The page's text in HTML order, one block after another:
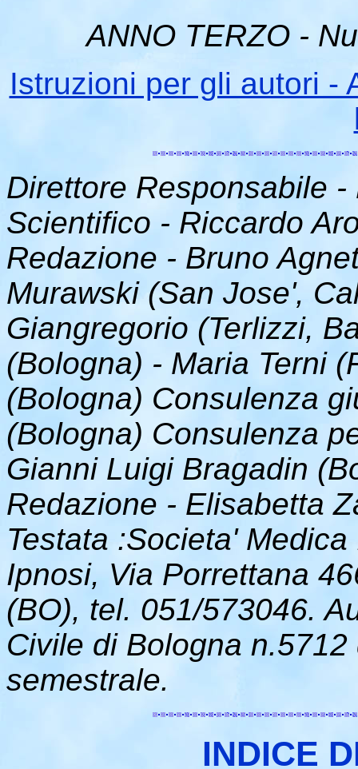
ANNO TERZO -
Istruzioni per gli autori -
Direttore Responsabile
Scientifico - Riccardo
Redazione - Bruno
Murawski (San Jose',
Giangregorio (Terlizzi,
(Bologna) - Maria Terni
(Bologna) Consulenza
(Bologna) Consulenza
Gianni Luigi Bragadin
Redazione - Elisabetta
Testata :Societa'
Ipnosi, Via Porrettana
(BO), tel. 051/573046.
Civile di Bologna
semestrale.
INDICE